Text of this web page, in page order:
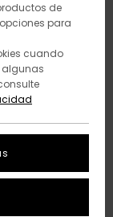
de
para
cuando
algunas